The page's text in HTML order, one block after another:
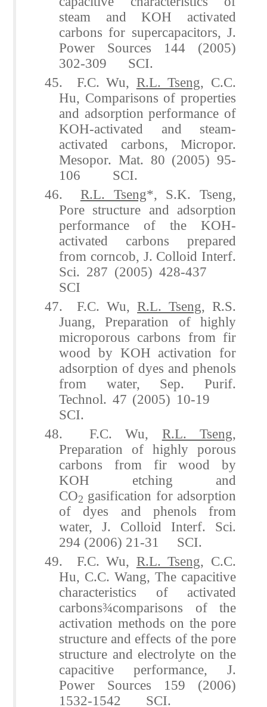
steam and KOH activated
carbons for supercapacitors, J.
Power Sources 144 (2005)
302-309 SCI.
45. F.C. Wu, R.L. Tseng, C.C.
Hu, Comparisons of properties
and adsorption performance of
KOH-activated and steam-
activated carbons, Micropor.
Mesopor. Mat. 80 (2005) 95-
106 SCI.
46. R.L. Tseng*, S.K. Tseng,
Pore structure and adsorption
performance of the KOH-
activated carbons prepared
from corncob, J. Colloid Interf.
Sci. 287 (2005) 428-437
SCI
47. F.C. Wu,R.L. Tseng, R.S.
Juang, Preparation of highly
microporous carbons from fir
wood by KOH activation for
adsorption of dyes and phenols
from water, Sep. Purif.
Technol. 47 (2005) 10-19
SCI.
48. F.C. Wu, R.L. Tseng,
Preparation of highly porous
carbons from fir wood by
KOH etching and
CO2 gasification for adsorption
of dyes and phenols from
water, J. Colloid Interf. Sci.
294 (2006) 21-31 SCI.
49. F.C. Wu, R.L. Tseng, C.C.
Hu, C.C. Wang, The capacitive
characteristics of activated
carbons¾comparisons of the
activation methods on the pore
structure and effects of the pore
structure and electrolyte on the
capacitive performance, J.
Power Sources 159 (2006)
1532-1542 SCI.